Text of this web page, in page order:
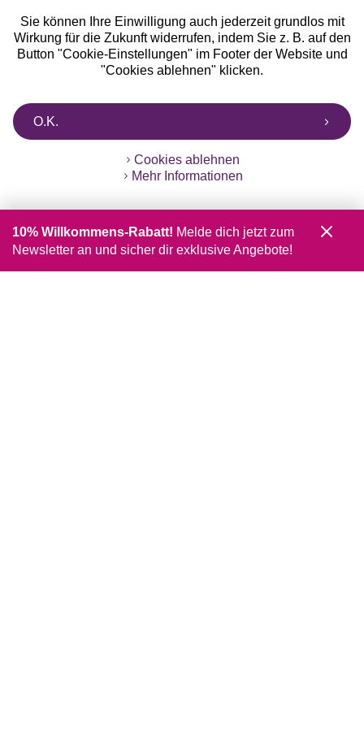
Sie können Ihre Einwilligung auch jederzeit grundlos mit
Wirkung für die Zukunft widerrufen, indem Sie z. B. auf den
Button "Cookie-Einstellungen" im Footer der Website und
"Cookies ablehnen" klicken.
O.K.
Cookies ablehnen
Mehr Informationen
10% Willkommens-Rabatt! Melde dich jetzt zum
Newsletter an und sicher dir exklusive Angebote!